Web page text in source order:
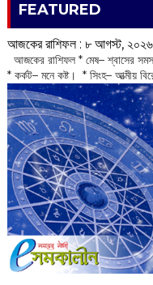
FEATURED
আজকের রাশিফল :‌ ‌‌৮ আগস্ট, ২০২৬
আজকের রাশিফল * মেষ– শ্বাসের
* কর্কট– মনে কষ্ট। * সিংহ– আত্মীয়